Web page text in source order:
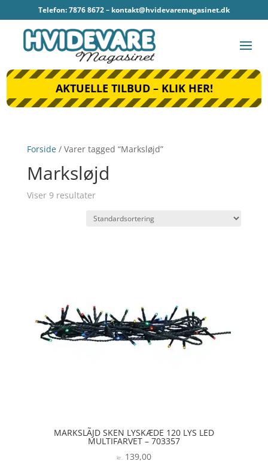
Telefon: 7876 8672 – kontakt@hvidevaremagasinet.dk
AKTUELLE TILBUD – KLIK HER!
Forside/ Varer tagged “Marksløjd”
Marksløjd
Viser 9 resultater
MARKSLÃJD SKEN LYSKÆDE 120 LYS LED
MULTIFARVET – 703357
kr. 139,00